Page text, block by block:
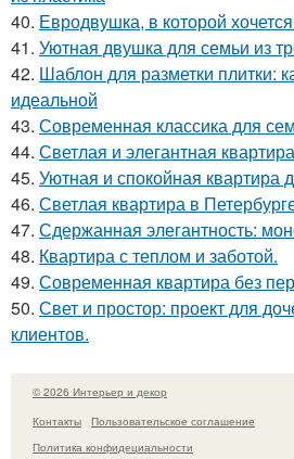
40. Евродвушка, в которой
41. Уютная двушка для семьи из
42. Шаблон для разметки плитки:
идеальной
43. Современная классика для
44. Светлая и элегантная
45. Уютная и спокойная квартира
46. Светлая квартира в
47. Сдержанная элегантность:
48. Квартира с теплом и заботой.
49. Современная квартира без
50. Свет и простор: проект для
клиентов.
© 2026 Интерьер и декор
Контакты
Пользовательское соглашение
Политика конфидециальности